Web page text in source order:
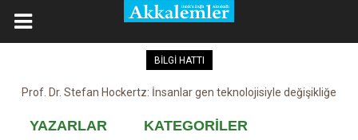
BİLGİ HATTI
Kovid-19 aşısı, devşirme ve kobay!
YAZARLAR KATEGORİLER